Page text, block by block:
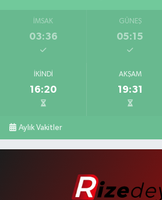
İMSAK
03:36
GÜNEŞ
05:15
İKINDI
16:20
AKŞAM
19:31
Aylık Vakitler